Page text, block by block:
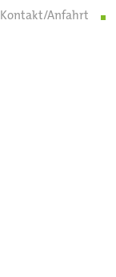
Kontakt/Anfahrt